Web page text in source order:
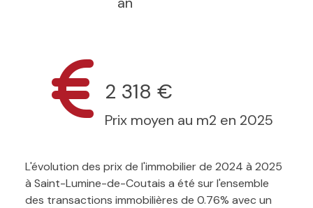
2 318 €
Prix moyen au m2 en 2025
L'évolution des prix de l'immobilier de 2024 à 2025
à Saint-Lumine-de-Coutais a été sur l'ensemble
des transactions immobilières de 0.76% avec un